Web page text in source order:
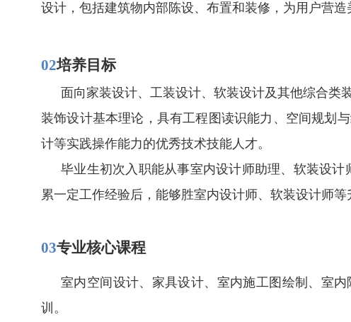
设计，包括建筑物内部陈设、布置和装修，为用户营造
02培养目标
面向家装设计、工装设计、软装设计及其他综合类
装饰设计基本理论，具有工程图读识能力、空间规划
计等实践操作能力的优秀技术技能人才。
毕业生初次入职能从事室内设计师助理、软装设
累一定工作经验后，能够胜室内设计师、软装设计师等
03专业核心课程
室内空间设计、家具设计、室内施工图绘制、室
训。